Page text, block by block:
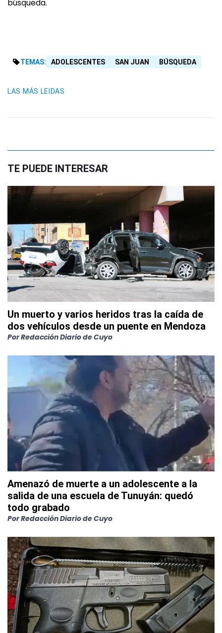
búsqueda.
TEMAS: ADOLESCENTES SAN JUAN BÚSQUEDA
LAS MÁS LEIDAS
TE PUEDE INTERESAR
Un muerto y varios heridos tras la caída de
dos vehículos desde un puente en Mendoza
PorRedacción Diario de Cuyo
Amenazó de muerte a un adolescente a la
salida de una escuela de Tunuyán: quedó
todo grabado
PorRedacción Diario de Cuyo